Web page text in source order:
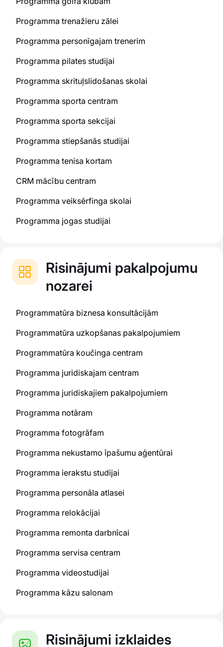
Programma trenažieru zālei
Programma personīgajam trenerim
Programma pilates studijai
Programma skrituļslidošanas skolai
Programma sporta centram
Programma sporta sekcijai
Programma stiepšanās studijai
Programma tenisa kortam
CRM mācību centram
Programma veiksērfinga skolai
Programma jogas studijai
Risinājumi pakalpojumu
nozarei
Programmatūra biznesa konsultācijām
Programmatūra uzkopšanas pakalpojumiem
Programmatūra koučinga centram
Programma juridiskajam centram
Programma juridiskajiem pakalpojumiem
Programma notāram
Programma fotogrāfam
Programma nekustamo īpašumu aģentūrai
Programma ierakstu studijai
Programma personāla atlasei
Programma relokācijai
Programma remonta darbnīcai
Programma servisa centram
Programma videostudijai
Programma kāzu salonam
Risinājumi izklaides